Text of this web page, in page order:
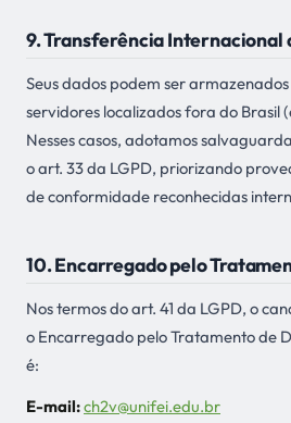
9. Transferência Internacional
Seus dados podem ser
servidores localizados fora do Brasil
Nesses casos, adotamos
o art. 33 da LGPD, priorizando
de conformidade reconhecidas
10. Encarregado pelo
Nos termos do art. 41 da LGPD, o
o Encarregado pelo Tratamento de
é:
E-mail:ch2v@unifei.edu.br